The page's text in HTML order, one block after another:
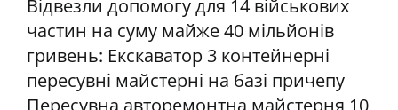
Відвезли допомогу для 14 військових
частин на суму майже 40 мільйонів
гривень: Екскаватор 3 контейнерні
пересувні майстерні на базі причепу
Пересувна авторемонтна майстерня 10